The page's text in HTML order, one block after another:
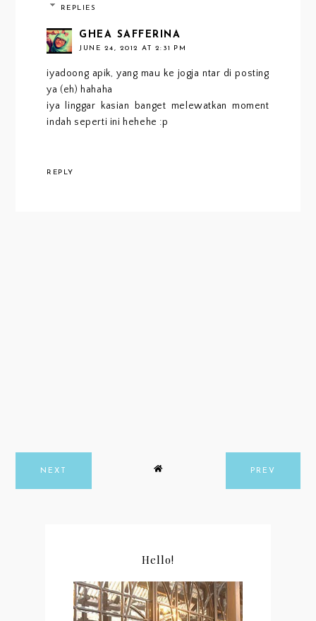
REPLIES
GHEA SAFFERINA
JUNE 24, 2012 AT 2:31 PM
iyadoong apik, yang mau ke jogja ntar di posting
ya (eh) hahaha
iya linggar kasian banget melewatkan moment
indah seperti ini hehehe :p
REPLY
NEXT PREV
Hello!